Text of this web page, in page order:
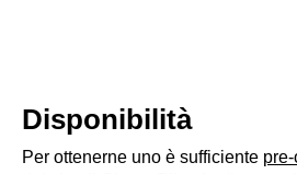
Disponibilità
Per ottenerne uno è sufficiente